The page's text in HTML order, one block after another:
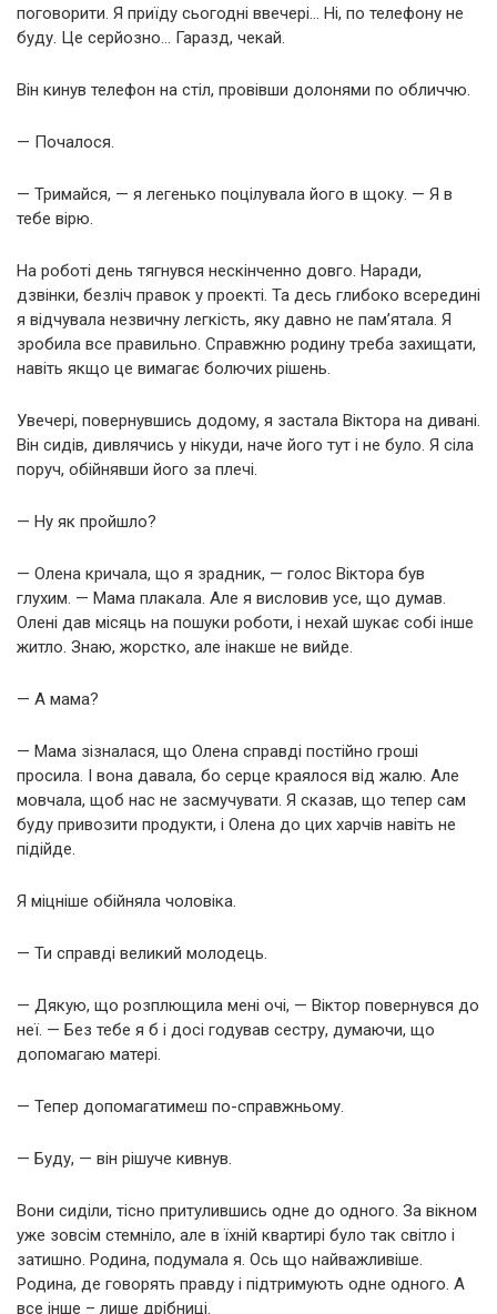
поговорити. Я приїду сьогодні ввечері… Ні, по телефону не
буду. Це серйозно… Гаразд, чекай.
Він кинув телефон на стіл, провівши долонями по обличчю.
— Почалося.
— Тримайся, — я легенько поцілувала його в щоку. — Я в
тебе вірю.
На роботі день тягнувся нескінченно довго. Наради,
дзвінки, безліч правок у проекті. Та десь глибоко всередині
я відчувала незвичну легкість, яку давно не пам’ятала. Я
зробила все правильно. Справжню родину треба захищати,
навіть якщо це вимагає болючих рішень.
Увечері, повернувшись додому, я застала Віктора на дивані.
Він сидів, дивлячись у нікуди, наче його тут і не було. Я сіла
поруч, обійнявши його за плечі.
— Ну як пройшло?
— Олена кричала, що я зрадник, — голос Віктора був
глухим. — Мама плакала. Але я висловив усе, що думав.
Олені дав місяць на пошуки роботи, і нехай шукає собі інше
житло. Знаю, жорстко, але інакше не вийде.
— А мама?
— Мама зізналася, що Олена справді постійно гроші
просила. І вона давала, бо серце краялося від жалю. Але
мовчала, щоб нас не засмучувати. Я сказав, що тепер сам
буду привозити продукти, і Олена до цих харчів навіть не
підійде.
Я міцніше обійняла чоловіка.
— Ти справді великий молодець.
— Дякую, що розплющила мені очі, — Віктор повернувся до
неї. — Без тебе я б і досі годував сестру, думаючи, що
допомагаю матері.
— Тепер допомагатимеш по-справжньому.
— Буду, — він рішуче кивнув.
Вони сиділи, тісно притулившись одне до одного. За вікном
уже зовсім стемніло, але в їхній квартирі було так світло і
затишно. Родина, подумала я. Ось що найважливіше.
Родина, де говорять правду і підтримують одне одного. А
все інше – лише дрібниці.